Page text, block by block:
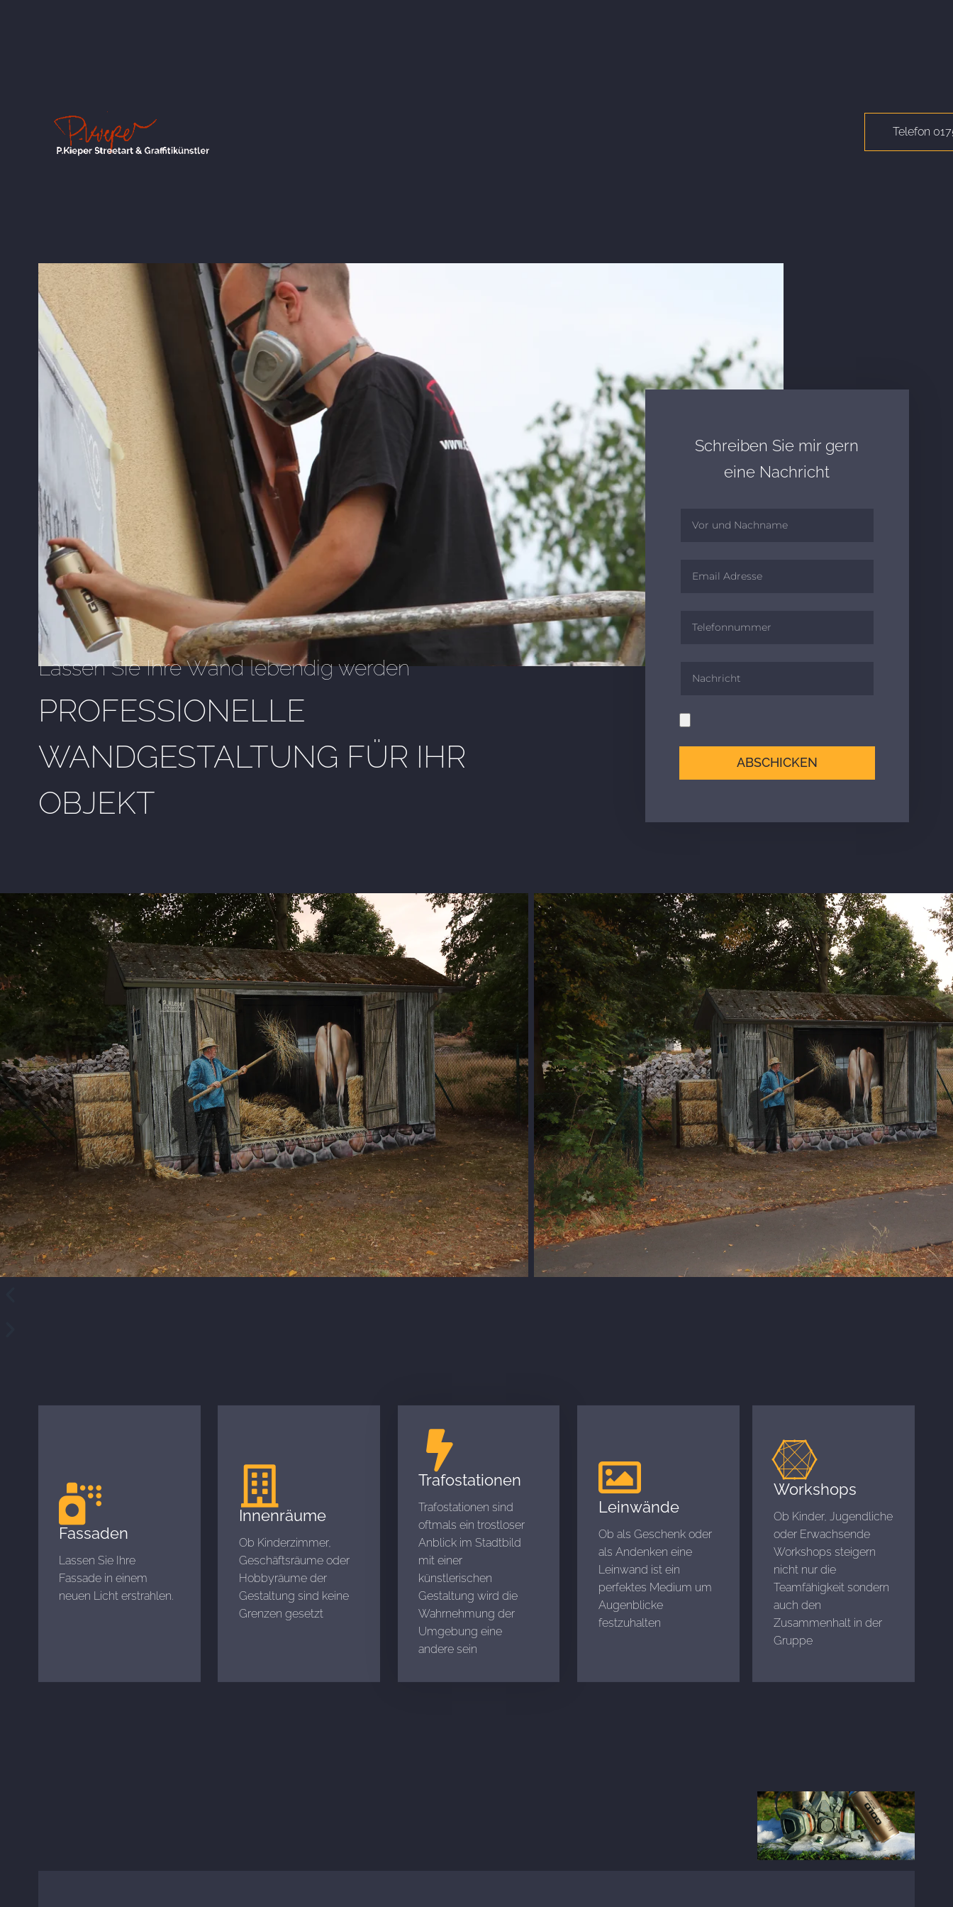
Telefon
Lassen Sie Ihre Wand lebendig werden
PROFESSIONELLE
WANDGESTALTUNG FÜR IHR
OBJEKT
Schreiben Sie mir gern
eine Nachricht
ABSCHICKEN
KUHSTALL GRAFFITI
Trafo-
station
Aufgrund der vorgegebenen Architektur der
Trafostation bot sich eine Illusion nur so an.
Daraus geworden ist ein Kuhstall in dem der
Bauer gerade den Stall mistet.
WEITERE TRAFOSTATIONEN
Fassaden
Lassen Sie Ihre
Fassade in einem
neuen Licht erstrahlen.
Innenräume
Ob Kinderzimmer,
Geschäftsräume oder
Hobbyräume der
Gestaltung sind keine
Grenzen gesetzt
Trafostationen
Trafostationen sind
oftmals ein trostloser
Anblick im Stadtbild
mit einer
künstlerischen
Gestaltung wird die
Wahrnehmung der
Umgebung eine
andere sein
Leinwände
Ob als Geschenk oder
als Andenken eine
Leinwand ist ein
perfektes Medium um
Augenblicke
festzuhalten
Workshops
Ob Kinder, Jugendliche
oder Erwachsende
Workshops steigern
nicht nur die
Teamfähigkeit sondern
auch den
Zusammenhalt in der
Gruppe